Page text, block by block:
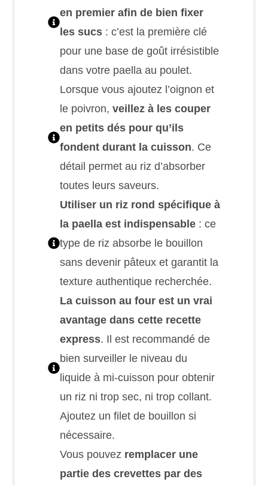
en premier afin de bien fixer
les sucs : c’est la première clé
pour une base de goût irrésistible
dans votre paella au poulet.
Lorsque vous ajoutez l’oignon et
le poivron, veillez à les couper
en petits dés pour qu’ils
fondent durant la cuisson. Ce
détail permet au riz d’absorber
toutes leurs saveurs.
Utiliser un riz rond spécifique à
la paella est indispensable : ce
type de riz absorbe le bouillon
sans devenir pâteux et garantit la
texture authentique recherchée.
La cuisson au four est un vrai
avantage dans cette recette
express. Il est recommandé de
bien surveiller le niveau du
liquide à mi-cuisson pour obtenir
un riz ni trop sec, ni trop collant.
Ajoutez un filet de bouillon si
nécessaire.
Vous pouvez remplacer une
partie des crevettes par des